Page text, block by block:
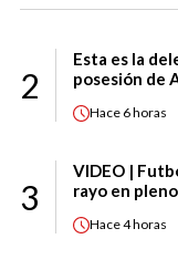
2
Esta es la
posesión de
Hace 6 horas
3
VIDEO |
rayo en
Hace4 horas